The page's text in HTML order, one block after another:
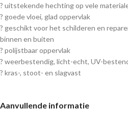
? uitstekende hechting op vele
? goede vloei, glad oppervlak
? geschikt voor het schilderen en
binnen en buiten
? polijstbaar oppervlak
? weerbestendig, licht-echt, UV-
? kras-, stoot- en slagvast
Aanvullende informatie